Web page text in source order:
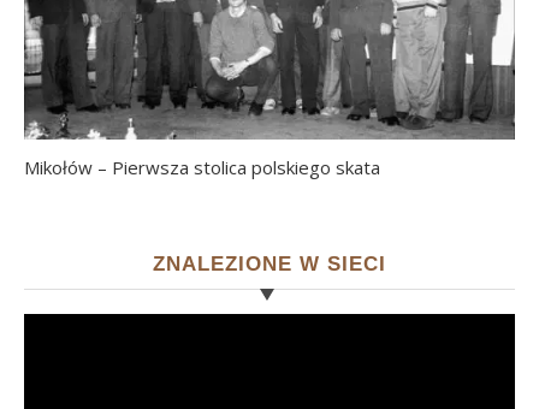
Mikołów – Pierwsza stolica polskiego skata
ZNALEZIONE W SIECI